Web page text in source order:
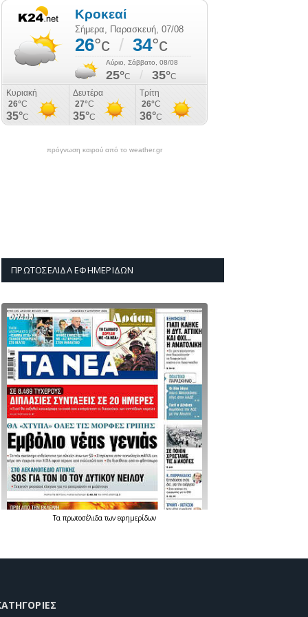
πρόγνωση καιρού από το weather.gr
ΠΡΩΤΟΣΈΛΙΔΑ ΕΦΗΜΕΡΊΔΩΝ
Τα πρωτοσέλιδατων εφημερίδων